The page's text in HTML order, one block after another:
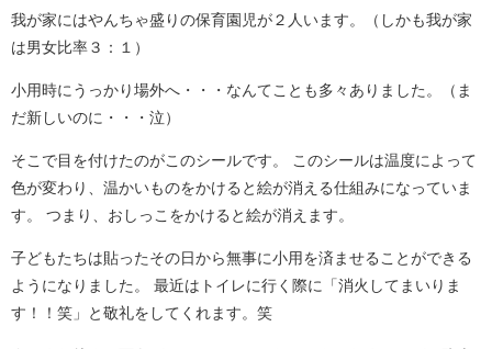
我が家にはやんちゃ盛りの保育園児が２人います。（しかも我が家
は男女比率３：１）
小用時にうっかり場外へ・・・なんてことも多々ありました。（ま
だ新しいのに・・・泣）
そこで目を付けたのがこのシールです。 このシールは温度によって
色が変わり、温かいものをかけると絵が消える仕組みになっていま
す。 つまり、おしっこをかけると絵が消えます。
子どもたちは貼ったその日から無事に小用を済ませることができる
ようになりました。 最近はトイレに行く際に「消火してまいりま
す！！笑」と敬礼をしてくれます。笑